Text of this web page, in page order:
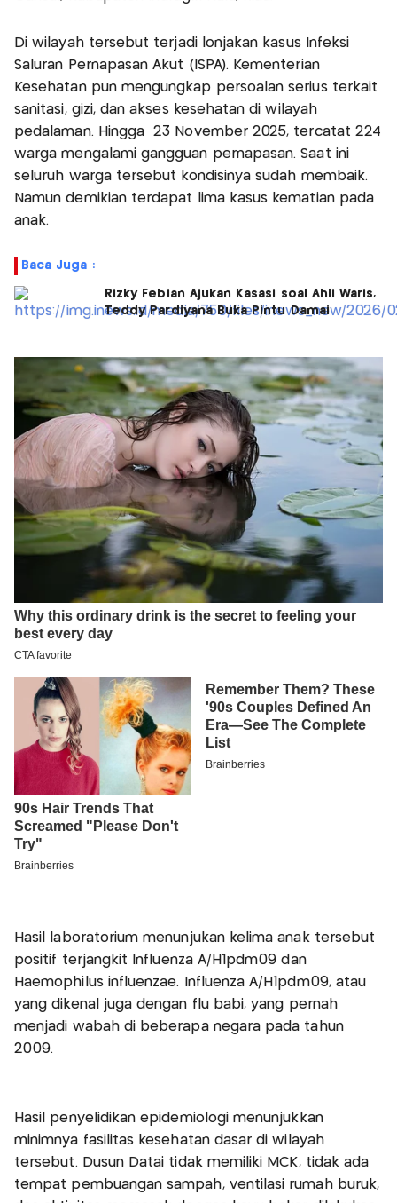
Di wilayah tersebut terjadi lonjakan kasus Infeksi
Saluran Pernapasan Akut (ISPA). Kementerian
Kesehatan pun mengungkap persoalan serius terkait
sanitasi, gizi, dan akses kesehatan di wilayah
pedalaman. Hingga 23 November 2025, tercatat 224
warga mengalami gangguan pernapasan. Saat ini
seluruh warga tersebut kondisinya sudah membaik.
Namun demikian terdapat lima kasus kematian pada
anak.
Baca Juga :
Rizky Febian Ajukan Kasasi soal Ahli Waris,
Teddy Pardiyana Buka Pintu Damai
Hasil laboratorium menunjukan kelima anak tersebut
positif terjangkit Influenza A/H1pdm09 dan
Haemophilus influenzae. Influenza A/H1pdm09, atau
yang dikenal juga dengan flu babi, yang pernah
menjadi wabah di beberapa negara pada tahun
2009.
Hasil penyelidikan epidemiologi menunjukkan
minimnya fasilitas kesehatan dasar di wilayah
tersebut. Dusun Datai tidak memiliki MCK, tidak ada
tempat pembuangan sampah, ventilasi rumah buruk,